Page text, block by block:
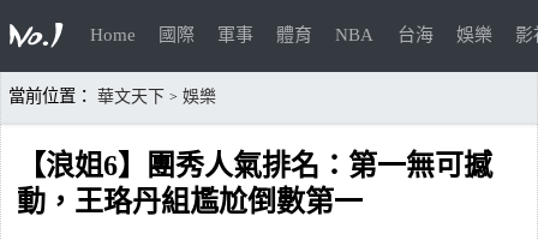
Home 國際 軍事 體育 NBA 台海 娛樂 影
當前位置： 華文天下 > 娛樂
【浪姐6】團秀人氣排名：第一無可撼
動，王珞丹組尷尬倒數第一